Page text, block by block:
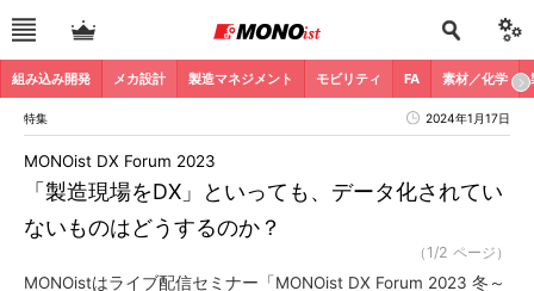
組み込み開発 メカ設計 製造マネジメント モビリティ FA 素材／化学
特集 2024年1月17日
「製造現場をDX」といっても、データ化されてい
ないものはどうするのか？
MONOist DX Forum 2023
（1/2 ページ）
MONOistはライブ配信セミナー「MONOist DX Forum 2023 冬～